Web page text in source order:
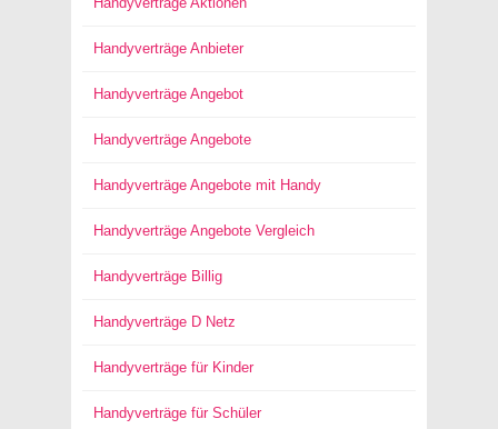
Handyverträge Anbieter
Handyverträge Angebot
Handyverträge Angebote
Handyverträge Angebote mit Handy
Handyverträge Angebote Vergleich
Handyverträge Billig
Handyverträge D Netz
Handyverträge für Kinder
Handyverträge für Schüler